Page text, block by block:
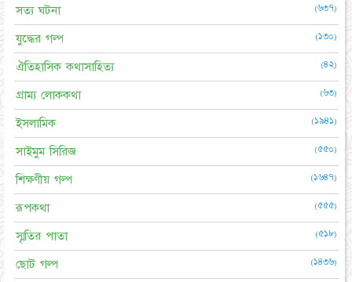
সত্য ঘটনা (৬৩৭)
যুদ্ধের গল্প (১৩০)
ঐতিহাসিক কথাসাহিত্য (৪২)
গ্রাম্য লোককথা (৬৩)
ইসলামিক (১৯৪১)
সাইমুম সিরিজ (৫৫০)
শিক্ষণীয় গল্প (১৬৪৭)
রূপকথা (৫৫৫)
স্মৃতির পাতা (৫১৮)
ছোট গল্প (১৪৩৬)